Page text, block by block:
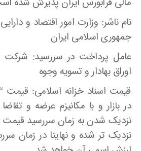
نام ناشر: وزارت امور اقتصاد و
جمهوری اسلامی ایران
عامل پرداخت در سررسید: شرکت
اوراق بهادار و تسویه وجوه
قیمت اسناد خزانه اسلامی: قیمت
در بازار و با مکانیزم عرضه و
نزدیک شدن به زمان سررسید قیمت
نزدیک تر شده و نهایتا در زمان